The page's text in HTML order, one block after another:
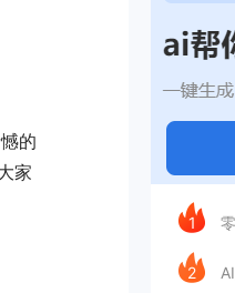
今日推
1
2 AI
的
家